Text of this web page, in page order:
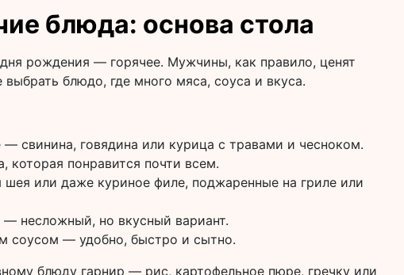
блюда: основа стола
рождения — горячее. Мужчины, как правило, ценят
блюдо, где много мяса, соуса и вкуса.
свинина, говядина или курица с травами и чесноком.
понравится почти всем.
или даже куриное филе, поджаренные на гриле или
несложный, но вкусный вариант.
соусом — удобно, быстро и сытно.
блюду гарнир — рис, картофельное пюре, гречку или